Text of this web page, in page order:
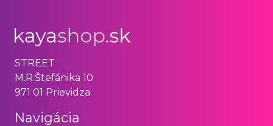
STREET
M.R.Štefánika 10
971 01 Prievidza
Navigácia